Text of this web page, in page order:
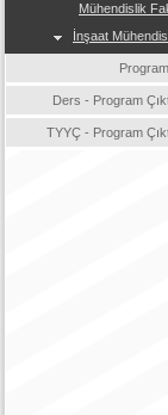
Mühendislik
İnşaat
Ders - Program
TYYÇ - Program